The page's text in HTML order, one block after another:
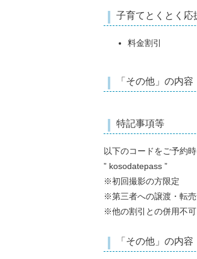
子育てとくとく応
料金割引
「その他」の内容
特記事項等
以下のコードをご予約
” kosodatepass ”
※初回撮影の方限定
※第三者への譲渡・転
※他の割引との併用不可
「その他」の内容